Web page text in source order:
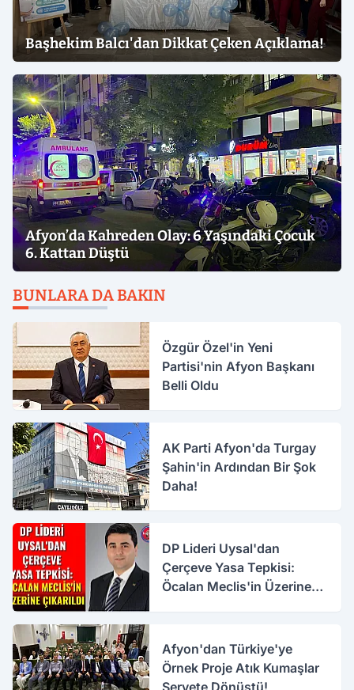
Başhekim Balcı'dan Dikkat Çeken Açıklama!
Afyon’da Kahreden Olay: 6 Yaşındaki Çocuk
6. Kattan Düştü
BUNLARA DA BAKIN
Özgür Özel'in Yeni
Partisi'nin Afyon Başkanı
Belli Oldu
AK Parti Afyon'da Turgay
Şahin'in Ardından Bir Şok
Daha!
DP Lideri Uysal'dan
Çerçeve Yasa Tepkisi:
Öcalan Meclis'in Üzerine
Afyon'dan Türkiye'ye
Örnek Proje Atık Kumaşlar